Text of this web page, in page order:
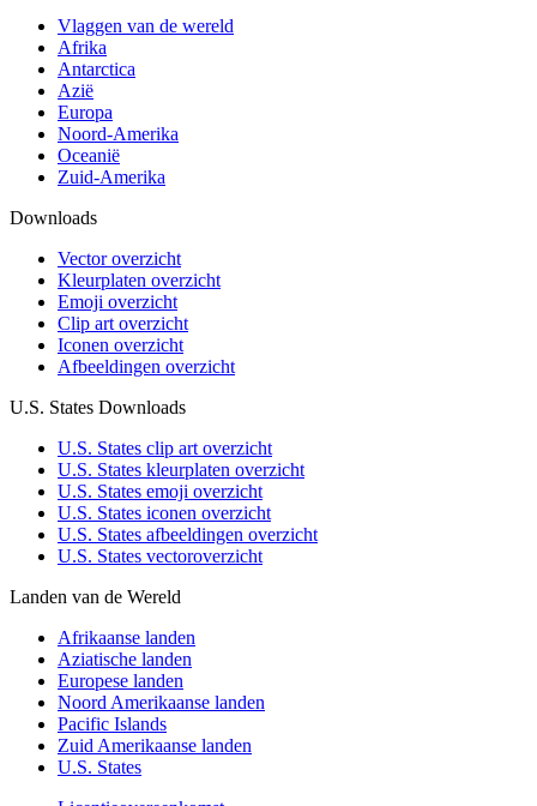
Vlaggen van de wereld
Afrika
Antarctica
Azië
Europa
Noord-Amerika
Oceanië
Zuid-Amerika
Downloads
Vector overzicht
Kleurplaten overzicht
Emoji overzicht
Clip art overzicht
Iconen overzicht
Afbeeldingen overzicht
U.S. States Downloads
U.S. States clip art overzicht
U.S. States kleurplaten overzicht
U.S. States emoji overzicht
U.S. States iconen overzicht
U.S. States afbeeldingen overzicht
U.S. States vectoroverzicht
Landen van de Wereld
Afrikaanse landen
Aziatische landen
Europese landen
Noord Amerikaanse landen
Pacific Islands
Zuid Amerikaanse landen
U.S. States